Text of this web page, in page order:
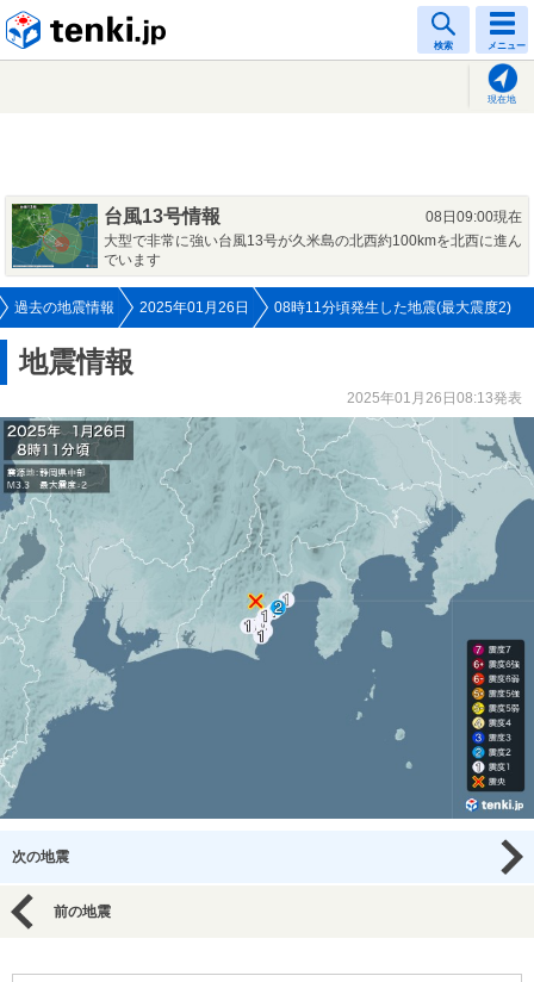
検索 メニュー
現在地
台風13号情報
08日09:00現在
大型で非常に強い台風13号が久米島の北西約100kmを北西に進ん
でいます
過去の地震情報 2025年01月26日 08時11分頃発生した地震(最大震度2)
地震情報
2025年01月26日08:13発表
次の地震
前の地震